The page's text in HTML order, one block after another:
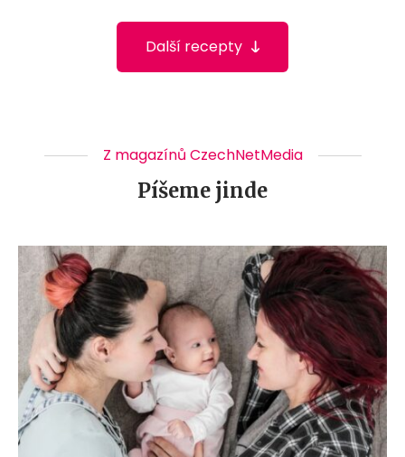
Další recepty
Z magazínů CzechNetMedia
Píšeme jinde